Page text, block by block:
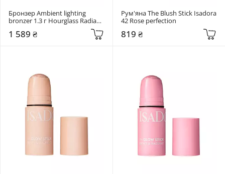
Бронзер Ambient lighting
bronzer 1.3 г Hourglass Radiant
1 589 ₴
Рум'яна The Blush Stick Isadora
42 Rose perfection
819 ₴